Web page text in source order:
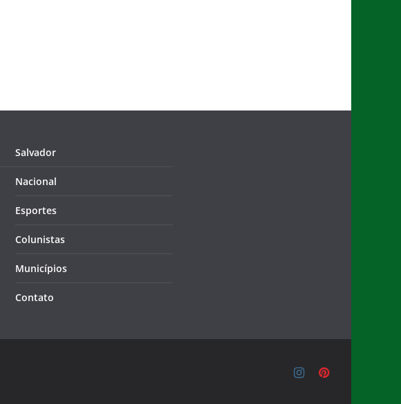
Salvador
Nacional
Esportes
Colunistas
Municípios
Contato